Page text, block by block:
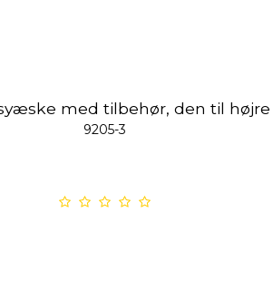
med tilbehør, den til højre
9205-3